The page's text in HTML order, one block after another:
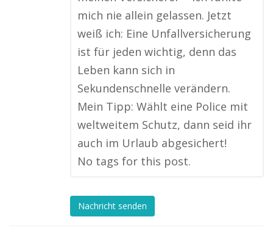
mich nie allein gelassen. Jetzt
weiß ich: Eine Unfallversicherung
ist für jeden wichtig, denn das
Leben kann sich in
Sekundenschnelle verändern.
Mein Tipp: Wählt eine Police mit
weltweitem Schutz, dann seid ihr
auch im Urlaub abgesichert!
No tags for this post.
Nachricht senden